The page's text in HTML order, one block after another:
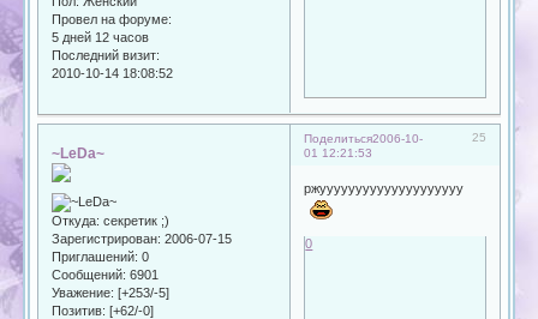
Провел на форуме:
5 дней 12 часов
Последний визит:
2010-10-14 18:08:52
Поделиться 25
2006-10-
01 12:21:53
~LeDa~
Откуда: секретик ;)
Зарегистрирован: 2006-07-15
Приглашений: 0
Сообщений: 6901
Уважение: [+253/-5]
Позитив: [+62/-0]
ржуууууууууууууууууууу
0